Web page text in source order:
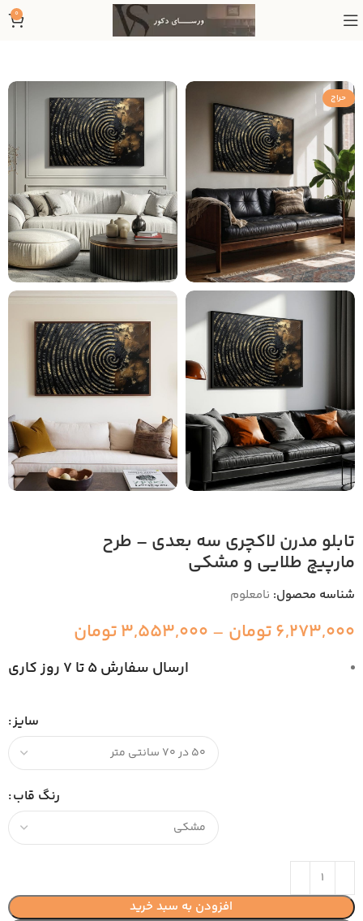
0
حراج
تابلو مدرن لاکچری سه بعدی – طرح
مارپیچ طلایی و مشکی
شناسه محصول: نامعلوم
6,273,000تومان –
3,553,000تومان
ارسال سفارش 5 تا 7 روز کاری
سایز
رنگ قاب
افزودن به سبد خرید